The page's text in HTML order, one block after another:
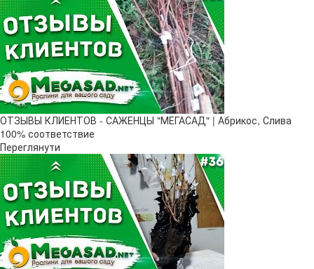
ОТЗЫВЫ КЛИЕНТОВ - САЖЕНЦЫ "МЕГАСАД" | Абрикос, Слива
100% соответствие
Переглянути